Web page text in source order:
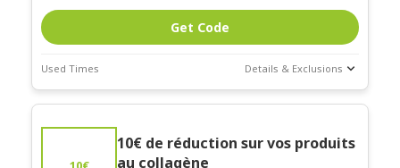
Get Code
Used Times Details & Exclusions
Deal Stats
Expires:
Coupon Description
"Commande minimum de 50€"
10€ de réduction sur vos produits
au collagène